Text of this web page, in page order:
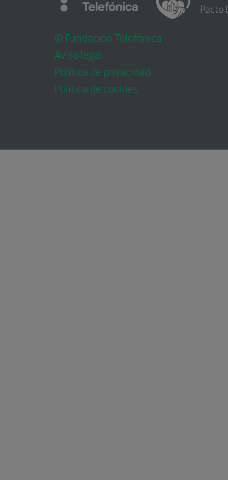
© Fundación Telefónica
Aviso legal
Política de privacidad
Política de cookies
Pacto